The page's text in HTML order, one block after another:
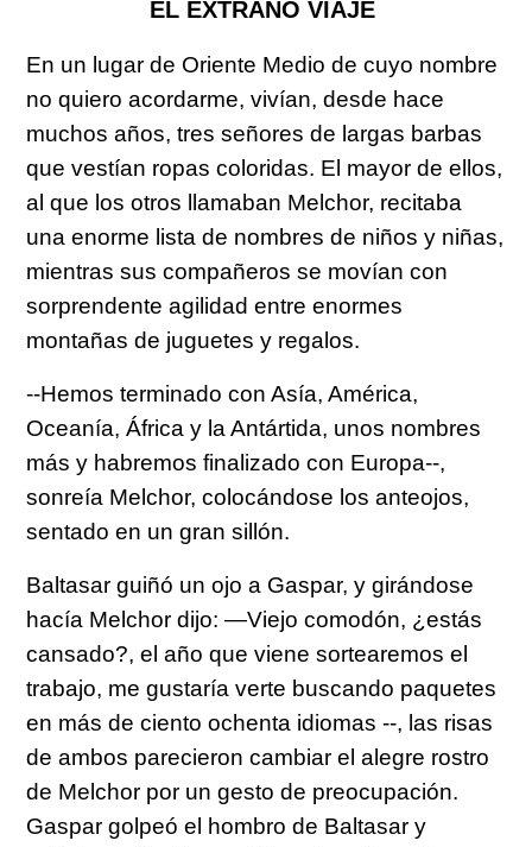
EL EXTRAÑO VIAJE
En un lugar de Oriente Medio de cuyo nombre
no quiero acordarme, vivían, desde hace
muchos años, tres señores de largas barbas
que vestían ropas coloridas. El mayor de ellos,
al que los otros llamaban Melchor, recitaba
una enorme lista de nombres de niños y niñas,
mientras sus compañeros se movían con
sorprendente agilidad entre enormes
montañas de juguetes y regalos.
--Hemos terminado con Asía, América,
Oceanía, África y la Antártida, unos nombres
más y habremos finalizado con Europa--,
sonreía Melchor, colocándose los anteojos,
sentado en un gran sillón.
Baltasar guiñó un ojo a Gaspar, y girándose
hacía Melchor dijo:—Viejo comodón, ¿estás
cansado?, el año que viene sortearemos el
trabajo, me gustaría verte buscando paquetes
en más de ciento ochenta idiomas --, las risas
de ambos parecieron cambiar el alegre rostro
de Melchor por un gesto de preocupación.
Gaspar golpeó el hombro de Baltasar y